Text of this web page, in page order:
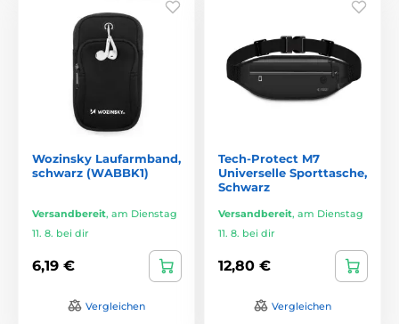
Wozinsky Laufarmband,
schwarz (WABBK1)
Versandbereit, am Dienstag
11. 8. bei dir
6,19 €
Vergleichen
Tech-Protect M7
Universelle Sporttasche,
Schwarz
Versandbereit, am Dienstag
11. 8. bei dir
12,80 €
Vergleichen